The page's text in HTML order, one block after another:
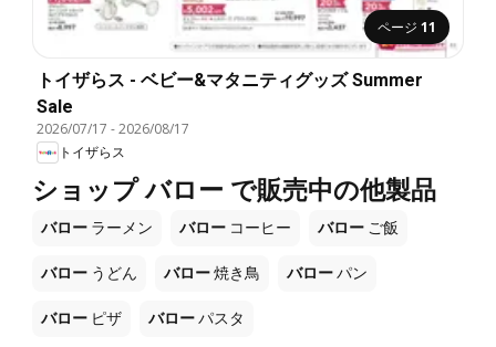
ページ 11
トイザらス - ベビー&マタニティグッズ Summer
Sale
2026/07/17 -2026/08/17
トイザらス
ショップ バロー で販売中の他製品
バロー ラーメン バロー コーヒー バロー ご飯
バロー うどん バロー焼き鳥 バローパン
バロー ピザ バローパスタ